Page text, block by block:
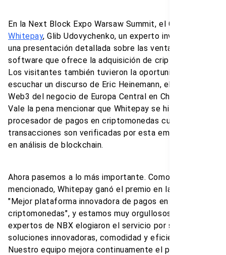
En la Next Block Expo Warsaw Summit, el CEO de
Whitepay, Glib Udovychenko, un experto invitado, hizo
una presentación detallada sobre las ventajas y el
software que ofrece la adquisición de criptomonedas.
Los visitantes también tuvieron la oportunidad de
escuchar un discurso de Eric Heinemann, el Jefe de
Web3 del negocio de Europa Central en Chainalysis.
Vale la pena mencionar que Whitepay se hizo el primer
procesador de pagos en criptomonedas cuyas
transacciones son verificadas por esta empresa líder
en análisis de blockchain.
Ahora pasemos a lo más importante. Como ya hemos
mencionado, Whitepay ganó el premio en la categoría
"Mejor plataforma innovadora de pagos en
criptomonedas", y estamos muy orgullosos. Los
expertos de NBX elogiaron el servicio por sus
soluciones innovadoras, comodidad y eficiencia.
Nuestro equipo mejora continuamente el producto,